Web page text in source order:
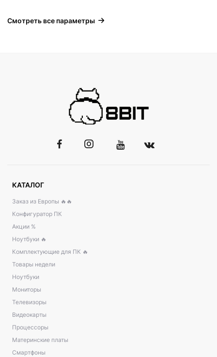
Смотреть все параметры
КАТАЛОГ
Заказ из Европы 🔥🔥
Конфигуратор ПК
Акции %
Ноутбуки 🔥
Комплектующие для ПК 🔥
Товары недели
Ноутбуки
Мониторы
Телевизоры
Видеокарты
Процессоры
Материнские платы
Смартфоны